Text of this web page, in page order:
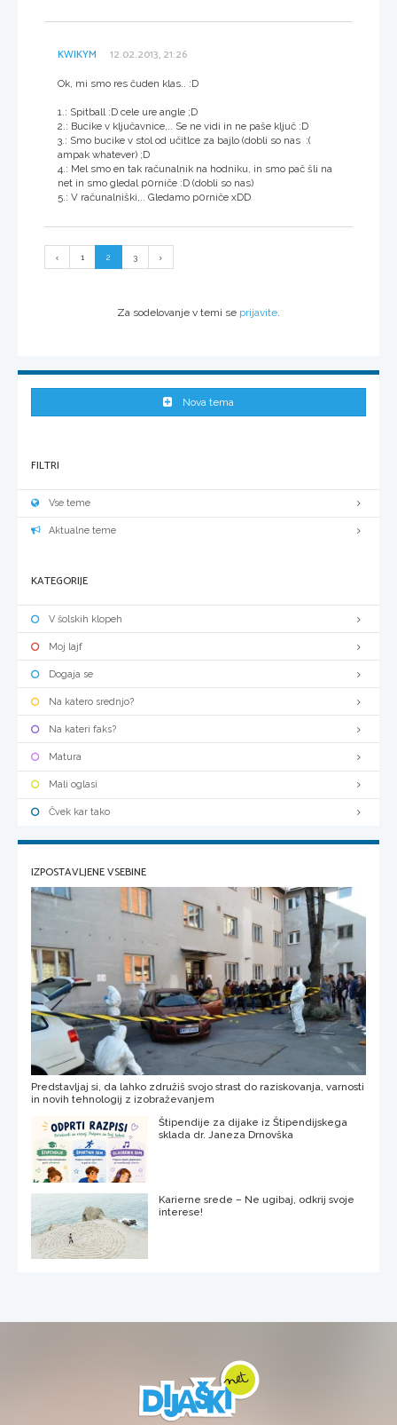
KWIKYM 12.02.2013, 21:26
Ok, mi smo res čuden klas.. :D
1.: Spitball :D cele ure angle ;D
2.: Bucike v ključavnice,.. Se ne vidi in ne paše ključ :D
3.: Smo bucike v stol od učitlce za bajlo (dobli so nas :(
ampak whatever) ;D
4.: Mel smo en tak računalnik na hodniku, in smo pač šli na
net in smo gledal p0rniče :D (dobli so nas)
5.: V računalniški,.. Gledamo p0rniče xDD
1 2 3
Za sodelovanje v temi se prijavite
Nova tema
FILTRI
Vse teme
Aktualne teme
KATEGORIJE
V šolskih klopeh
Moj lajf
Dogaja se
Na katero srednjo?
Na kateri faks?
Matura
Mali oglasi
Čvek kar tako
IZPOSTAVLJENE VSEBINE
Predstavljaj si, da lahko združiš svojo strast do raziskovanja, varnosti
in novih tehnologij z izobraževanjem
Štipendije za dijake iz Štipendijskega
sklada dr. Janeza Drnovška
Karierne srede – Ne ugibaj, odkrij svoje
interese!